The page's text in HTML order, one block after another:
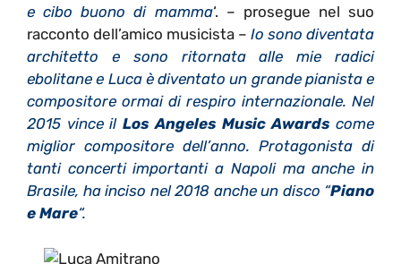
e cibo buono di mamma‘. – prosegue nel suo
racconto dell’amico musicista – Io sono diventata
architetto e sono ritornata alle mie radici
ebolitane e Luca è diventato un grande pianista e
compositore ormai di respiro internazionale. Nel
2015 vince ilLos Angeles Music Awards come
miglior compositore dell’anno. Protagonista di
tanti concerti importanti a Napoli ma anche in
Brasile, ha inciso nel 2018 anche un disco “Piano
e Mare“.